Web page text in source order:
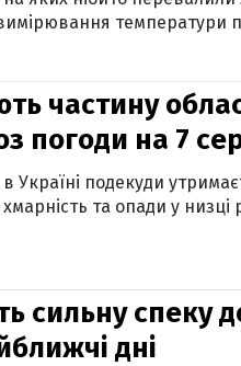
температури
частину
погоди на 7
Україні подекуди
та опади у низці
сильну спеку
дні